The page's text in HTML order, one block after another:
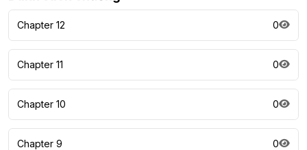
Chapter 12 0
Chapter 11 0
Chapter 10 0
Chapter 9 0